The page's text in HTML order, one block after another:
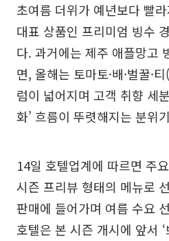
초여름 더위가 예년보다 빨
대표 상품인 프리미엄 빙수
다. 과거에는 제주 애플망고
면, 올해는 토마토·배·벌꿀·
럼이 넓어지며 고객 취향 세
화’ 흐름이 뚜렷해지는 분위
14일 호텔업계에 따르면 주
시즌 프리뷰 형태의 메뉴로
판매에 들어가며 여름 수요
호텔은 본 시즌 개시에 앞서